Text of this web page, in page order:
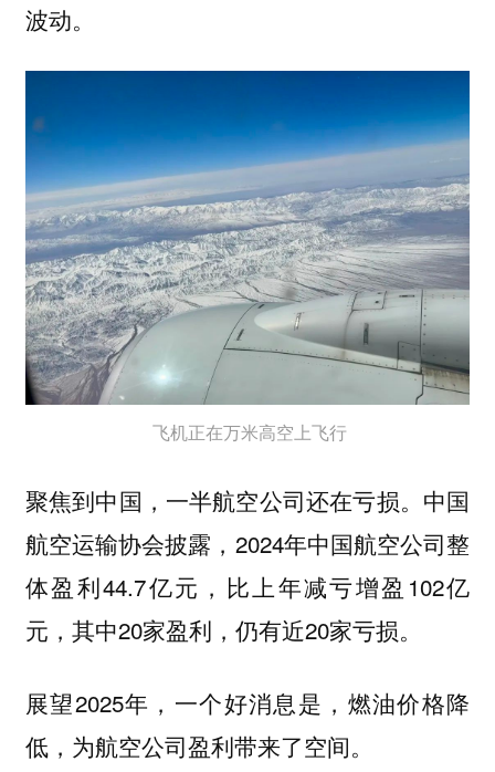
波动。
飞机正在万米高空上飞行
聚焦到中国，一半航空公司还在亏损。中国
航空运输协会披露，2024年中国航空公司整
体盈利44.7亿元，比上年减亏增盈102亿
元，其中20家盈利，仍有近20家亏损。
展望2025年，一个好消息是，燃油价格降
低，为航空公司盈利带来了空间。